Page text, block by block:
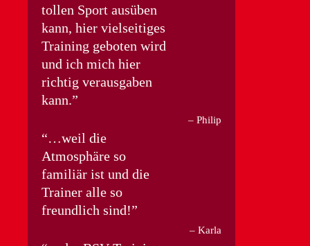
tollen Sport ausüben
kann, hier vielseitiges
Training geboten wird
und ich mich hier
richtig verausgaben
kann.
Philip
…weil die
Atmosphäre so
familiär ist und die
Trainer alle so
freundlich sind!
Karla